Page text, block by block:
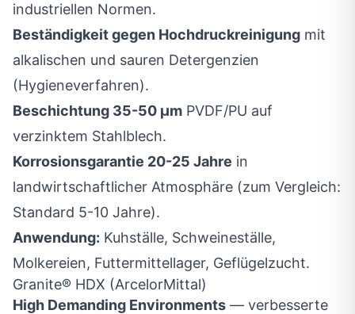
industriellen Normen.
Beständigkeit gegen Hochdruckreinigung mit
alkalischen und sauren Detergenzien
(Hygieneverfahren).
Beschichtung 35-50 µm PVDF/PU auf
verzinktem Stahlblech.
Korrosionsgarantie 20-25 Jahre in
landwirtschaftlicher Atmosphäre (zum Vergleich:
Standard 5-10 Jahre).
Anwendung: Kuhställe, Schweineställe,
Molkereien, Futtermittellager, Geflügelzucht.
Granite® HDX (ArcelorMittal)
High Demanding Environments — verbesserte